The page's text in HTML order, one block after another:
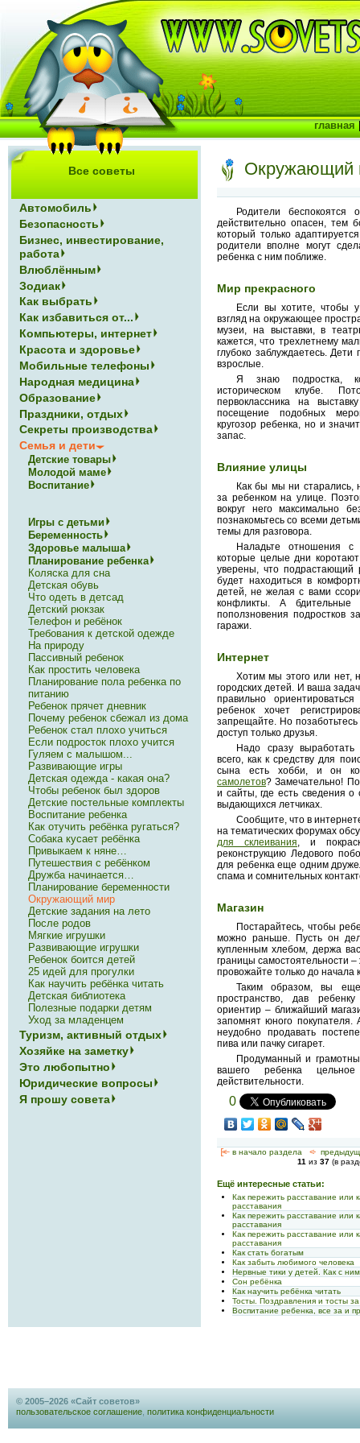
Окружающий
Родители
действительно опасен,
который только
родители вполне могут
ребенка с ним поближе.
Мир прекрасного
Если вы хотите, чтобы
взгляд на окружающее
музеи, на выставки, в
кажется, что трехлетнему
глубоко заблуждаетесь.
взрослые.
Я знаю подростка,
историческом клубе.
первоклассника на
посещение подобных
кругозор ребенка, но и
запас.
Влияние улицы
Как бы мы ни старались,
за ребенком на улице.
вокруг него максимально
познакомьтесь со всеми
темы для разговора.
Наладьте отношения
которые целые дни
уверены, что подрастающий
будет находиться в
детей, не желая с вами
конфликты. А бдительные
поползновения подростков
гаражи.
Интернет
Хотим мы этого или нет,
городских детей. И ваша
правильно
ребенок хочет
запрещайте. Но
доступ только друзья.
Надо сразу
всего, как к средству для
сына есть хобби, и он
самолетов? Замечательно!
и сайты, где есть сведения
выдающихся летчиках.
Сообщите, что в
на тематических форумах
для склеивания, и
реконструкцию Ледового
для ребенка еще одним
спама и сомнительных
Магазин
Постарайтесь, чтобы
можно раньше. Пусть он
купленным хлебом, держа
границы самостоятельности
провожайте только до начала
Таким образом, вы еще
пространство, дав
ориентир – ближайший
запомнят юного покупателя.
неудобно продавать
пива или пачку сигарет.
Продуманный и
вашего ребенка
действительности.
0
[<— в начало раздела <-
11 из 37 (в
Ещё интересные статьи:
Как пережить расставание или
расставания
Как пережить расставание или
расставания
Как пережить расставание или
расставания
Как стать богатым
Как забыть любимого человека
Нервные тики у детей. Как с
Сон ребёнка
Как научить ребёнка читать
Тосты. Поздравления и тосты
Воспитание ребенка, все за и
Все советы
Автомобиль
Безопасность
Бизнес, инвестирование,
работа
Влюблённым
Зодиак
Как выбрать
Как избавиться от...
Компьютеры, интернет
Красота и здоровье
Мобильные телефоны
Народная медицина
Образование
Праздники, отдых
Секреты производства
Семья и дети
Детские товары
Молодой маме
Воспитание
Игры с детьми
Беременность
Здоровье малыша
Планирование ребенка
Коляска для сна
Детская обувь
Что одеть в детсад
Детский рюкзак
Телефон и ребёнок
Требования к детской одежде
На природу
Пассивный ребенок
Как простить человека
Планирование пола ребенка по
питанию
Ребенок прячет дневник
Почему ребенок сбежал из дома
Ребенок стал плохо учиться
Если подросток плохо учится
Гуляем с малышом...
Развивающие игры
Детская одежда - какая она?
Чтобы ребенок был здоров
Детские постельные комплекты
Воспитание ребенка
Как отучить ребёнка ругаться?
Cобака кусает ребёнка
Привыкаем к няне…
Путешествия с ребёнком
Дружба начинается…
Планирование беременности
Окружающий мир
Детские задания на лето
После родов
Мягкие игрушки
Развивающие игрушки
Ребенок боится детей
25 идей для прогулки
Как научить ребёнка читать
Детская библиотека
Полезные подарки детям
Уход за младенцем
Туризм, активный отдых
Хозяйке на заметку
Это любопытно
Юридические вопросы
Я прошу совета
главная
© 2005–2026 «Сайт советов»
пользовательское соглашение политика конфиденциальности